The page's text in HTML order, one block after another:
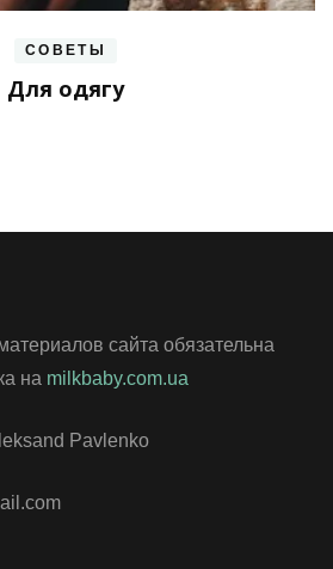
СОВЕТЫ
Для одягу
сайта обязательна
на milkbaby.com.ua
Pavlenko